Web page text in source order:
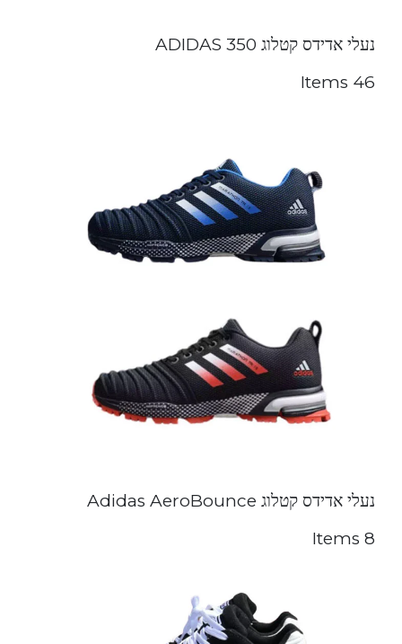
נעלי אדידס קטלוג ADIDAS 350
46 Items
נעלי אדידס קטלוג Adidas AeroBounce
8 Items